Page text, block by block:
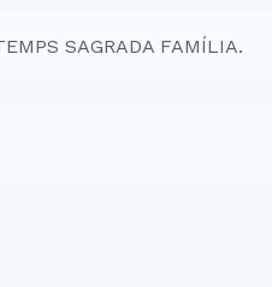
SAGRADA FAMÍLIA.